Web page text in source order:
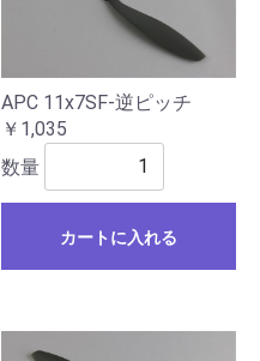
APC 11x7SF-逆ピッチ
￥1,035
数量
カートに入れる